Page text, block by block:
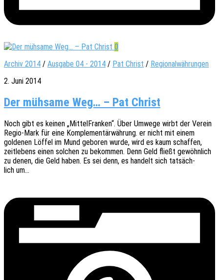
0
Archiv 2014 / Ausgabe 04 - 2014 / Pat Christ / Regionalwährungen
2. Juni 2014
Der mühsame Weg… – Pat Christ
Noch gibt es keinen „Mittel­Fran­ken“. Über Umwege wirbt der Verein
Regio-Mark für eine Komple­men­tär­wäh­rung. er nicht mit einem
golde­nen Löffel im Mund gebo­ren wurde, wird es kaum schaf­fen,
zeit­le­bens einen solchen zu bekom­men. Denn Geld fließt gewöhn­lich
zu denen, die Geld haben. Es sei denn, es handelt sich tatsäch­
lich um…